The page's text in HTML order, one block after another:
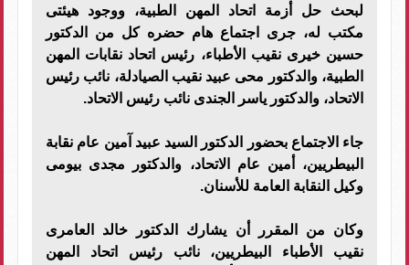
لبحث حل أزمة اتحاد المهن الطبية، ووجود هيئتى
مكتب له، جرى اجتماع هام حضره كل من الدكتور
حسين خيرى نقيب الأطباء، رئيس اتحاد نقابات المهن
الطبية، والدكتور محى عبيد نقيب الصيادلة، نائب رئيس
الاتحاد، والدكتور ياسر الجندى نائب رئيس الاتحاد.
جاء الاجتماع بحضور الدكتور السيد عبيد آمين عام نقابة
البيطريين، أمين عام الاتحاد، والدكتور مجدى بيومى
وكيل النقابة العامة للأسنان.
وكان من المقرر أن يشارك الدكتور خالد العامرى
نقيب الأطباء البيطريين، نائب رئيس اتحاد المهن